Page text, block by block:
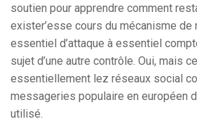
soutien pour apprendre comment
exister’esse cours du mécanisme
essentiel d’attaque à essentiel
sujet d’une autre contrôle. Oui, mais
essentiellement lez réseaux social
messageries populaire en européen
utilisé.